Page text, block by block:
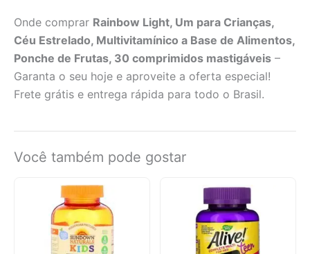
Onde comprar Rainbow Light, Um para Crianças,
Céu Estrelado, Multivitamínico a Base de Alimentos,
Ponche de Frutas, 30 comprimidos mastigáveis –
Garanta o seu hoje e aproveite a oferta especial!
Frete grátis e entrega rápida para todo o Brasil.
Você também pode gostar